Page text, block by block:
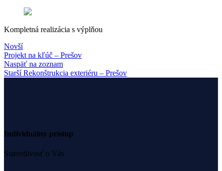
Kompletná realizácia s výplňou
Novší
Projekt na kľúč – Prešov
Naspäť na zoznam
Starší Rekonštrukcia exteriéru – Prešov
Individuálny prístup
Starostlivosť o Vás